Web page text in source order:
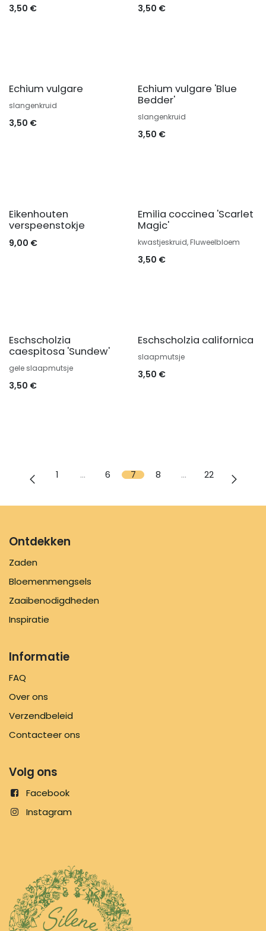
3,50 € 3,50 €
Echium vulgare
slangenkruid
3,50 €
Echium vulgare 'Blue
Bedder'
slangenkruid
3,50 €
Eikenhouten
verspeenstokje
9,00 €
Emilia coccinea 'Scarlet
Magic'
kwastjeskruid, Fluweelbloem
3,50 €
Eschscholzia
caespitosa 'Sundew'
gele slaapmutsje
3,50 €
Eschscholzia californica
slaapmutsje
3,50 €
1 … 6 7 8 … 22
Ontdekken
Zaden
Bloemenmengsels
Zaaibenodigdheden
Inspiratie
Informatie
FAQ
Over ons
Verzendbeleid
Contacteer ons
Volg ons
Facebook
Instagram